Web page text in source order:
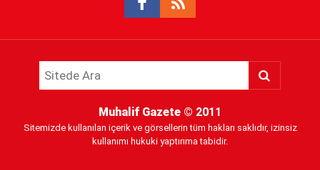
Muhalif Gazete © 2011
Sitemizde kullanılan içerik ve görsellerin tüm hakları saklıdır, izinsiz
kullanımı hukuki yaptırıma tabidir.